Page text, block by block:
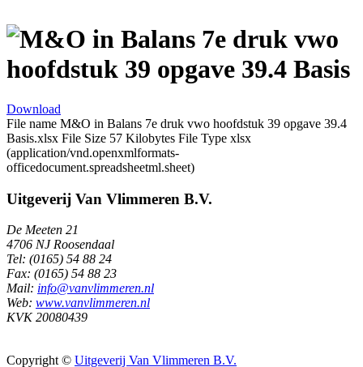
M&O in Balans 7e druk vwo
hoofdstuk 39 opgave 39.4 Basis
Download
File name M&O in Balans 7e druk vwo hoofdstuk 39 opgave 39.4
Basis.xlsx File Size 57 Kilobytes File Type xlsx
(application/vnd.openxmlformats-
officedocument.spreadsheetml.sheet)
Uitgeverij Van Vlimmeren B.V.
De Meeten 21
4706 NJ Roosendaal
Tel: (0165) 54 88 24
Fax: (0165) 54 88 23
Mail: info@vanvlimmeren.nl
Web: www.vanvlimmeren.nl
KVK 20080439
Copyright © Uitgeverij Van Vlimmeren B.V.